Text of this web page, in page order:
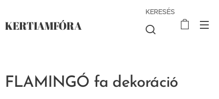
KERTIAMFÓRA
KERESÉS
FLAMINGÓ fa dekoráció